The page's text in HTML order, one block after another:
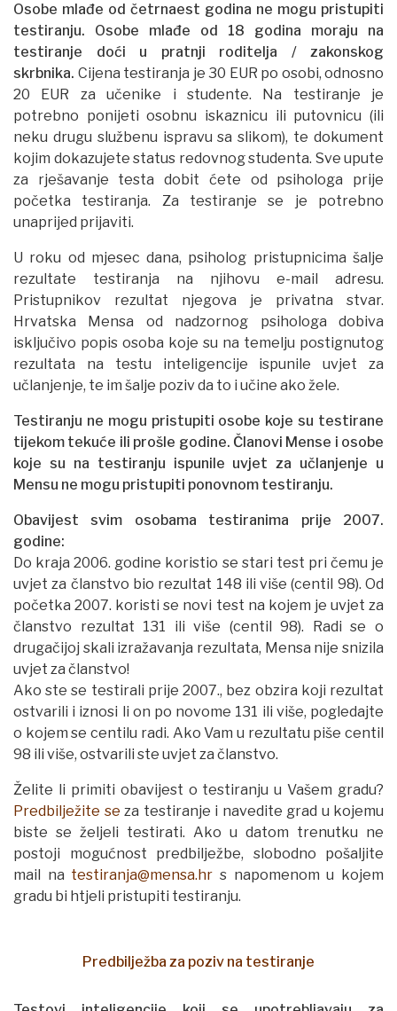
Osobe mlađe od četrnaest godina ne mogu pristupiti
testiranju.
Osobe mlađe od 18 godina moraju na
testiranje doći u pratnji roditelja
/
zakonskog
skrbnika. Cijena testiranja je 30 EUR po osobi, odnosno
20 EUR za učenike i studente. Na testiranje je
potrebno ponijeti osobnu iskaznicu ili putovnicu (ili
neku drugu službenu ispravu sa slikom), te dokument
kojim dokazujete status redovnog studenta. Sve upute
za rješavanje testa dobit ćete od psihologa prije
početka testiranja. Za testiranje se je potrebno
unaprijed prijaviti.
U roku od mjesec dana, psiholog pristupnicima šalje
rezultate testiranja na njihovu e-mail adresu.
Pristupnikov rezultat njegova je privatna stvar.
Hrvatska Mensa od nadzornog psihologa dobiva
isključivo popis osoba koje su na temelju postignutog
rezultata na testu inteligencije ispunile uvjet za
učlanjenje, te im šalje poziv da to i učine ako žele.
Testiranju ne mogu pristupiti osobe koje su testirane
tijekom tekuće ili prošle godine. Članovi Mense i osobe
koje su na testiranju ispunile uvjet za učlanjenje u
Mensu ne mogu pristupiti ponovnom testiranju.
Obavijest svim osobama testiranima prije 2007.
godine:
Do kraja 2006. godine koristio se stari test pri čemu je
uvjet za članstvo bio rezultat 148 ili više (centil 98). Od
početka 2007. koristi se novi test na kojem je uvjet za
članstvo rezultat 131 ili više (centil 98). Radi se o
drugačijoj skali izražavanja rezultata, Mensa nije snizila
uvjet za članstvo!
Ako ste se testirali prije 2007., bez obzira koji rezultat
ostvarili i iznosi li on po novome 131 ili više, pogledajte
o kojem se centilu radi. Ako Vam u rezultatu piše centil
98 ili više, ostvarili ste uvjet za članstvo.
Želite li primiti obavijest o testiranju u Vašem gradu?
Predbilježite se za testiranje i navedite grad u kojemu
biste se željeli testirati. Ako u datom trenutku ne
postoji mogućnost predbilježbe, slobodno pošaljite
mail na testiranja@mensa.hr s napomenom u kojem
gradu bi htjeli pristupiti testiranju.
Predbilježba za poziv na testiranje